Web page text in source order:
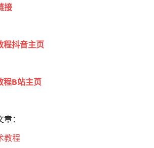
接
程抖音主页
程B站主页
：
教程